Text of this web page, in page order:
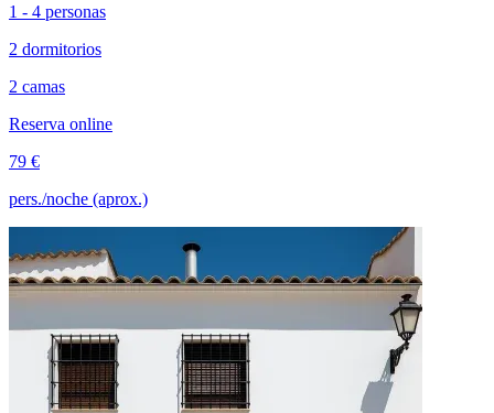
1 - 4 personas
2 dormitorios
2 camas
Reserva online
79 €
pers./noche (aprox.)